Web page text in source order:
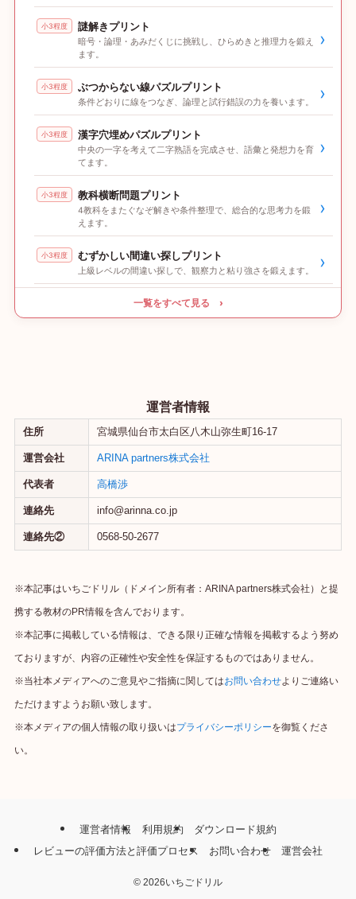
小3程度 謎解きプリント
暗号・論理・あみだくじに挑戦し、ひらめきと推理力を鍛え
ます。
›
小3程度 ぶつからない線パズルプリント
条件どおりに線をつなぎ、論理と試行錯誤の力を養います。 ›
小3程度 漢字穴埋めパズルプリント
中央の一字を考えて二字熟語を完成させ、語彙と発想力を育
てます。
›
小3程度 教科横断問題プリント
4教科をまたぐなぞ解きや条件整理で、総合的な思考力を鍛
えます。
›
小3程度 むずかしい間違い探しプリント
上級レベルの間違い探しで、観察力と粘り強さを鍛えます。 ›
一覧をすべて見る ›
運営者情報
住所 宮城県仙台市太白区八木山弥生町16-17
運営会社 ARINA partners株式会社
代表者 高橋渉
連絡先 info@arinna.co.jp
連絡先② 0568-50-2677
※本記事はいちごドリル（ドメイン所有者：ARINA partners株式会社）と提
携する教材のPR情報を含んでおります。
※本記事に掲載している情報は、できる限り正確な情報を掲載するよう努め
ておりますが、内容の正確性や安全性を保証するものではありません。
※当社本メディアへのご意見やご指摘に関してはお問い合わせよりご連絡い
ただけますようお願い致します。
※本メディアの個人情報の取り扱いはプライバシーポリシーを御覧くださ
い。
運営者情報 利用規約
ダウンロード規約
レビューの評価方法と評価プロセス
お問い合わせ 運営会社
© 2026いちごドリル